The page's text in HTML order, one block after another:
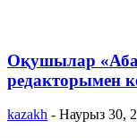
Оқушылар
редакторымен
kazakh - Наурыз 30,